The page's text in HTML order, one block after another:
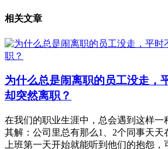
相关文章
为什么总是闹离职的员工没走，
却突然离职？
在我们的职业生涯中，总会遇到这样一
其解：公司里总有那么1、2个同事天
上班第一天开始就能听到他们的抱怨